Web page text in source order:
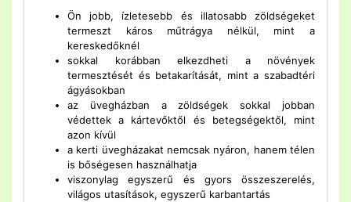
Ön jobb, ízletesebb és illatosabb zöldségeket
termeszt káros műtrágya nélkül, mint a
kereskedőknél
sokkal korábban elkezdheti a növények
termesztését és betakarítását, mint a szabadtéri
ágyásokban
az üvegházban a zöldségek sokkal jobban
védettek a kártevőktől és betegségektől, mint
azon kívül
a kerti üvegházakat nemcsak nyáron, hanem télen
is bőségesen használhatja
viszonylag egyszerű és gyors összeszerelés,
világos utasítások, egyszerű karbantartás